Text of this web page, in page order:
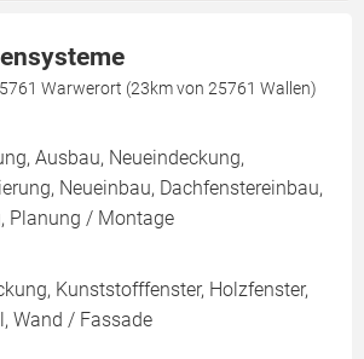
Warwerort (23km von 25761 Wallen)
Ausbau, Neueindeckung,
Neueinbau, Dachfenstereinbau,
Planung / Montage
Kunststofffenster, Holzfenster,
Wand / Fassade